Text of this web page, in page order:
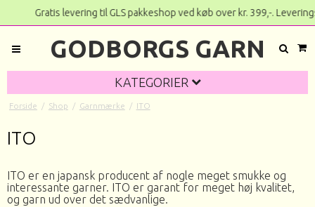
levering til GLS pakkeshop ved køb over kr. 399,-.
GODBORGS GARN
KATEGORIER
Forside / Shop / Garnmærke / ITO
ITO
ITO er en japansk producent af nogle meget smukke og
interessante garner. ITO er garant for meget høj kvalitet,
og garn ud over det sædvanlige.